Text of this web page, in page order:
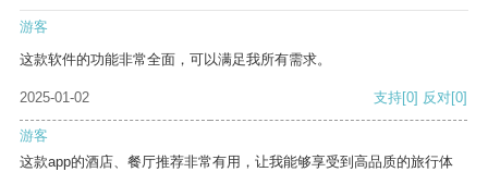
游客
这款软件的功能非常全面，可以满足我所有需求。
2025-01-02 支持[0] 反对[0]
游客
这款app的酒店、餐厅推荐非常有用，让我能够享受到高品质的旅行体